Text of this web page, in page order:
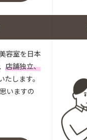
容室を日本
店舗独立、
たします。
いますの